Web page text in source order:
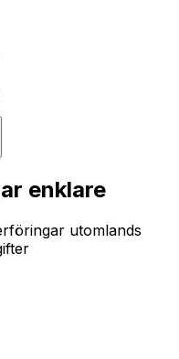
enklare
utomlands